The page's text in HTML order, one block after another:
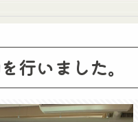
行いました。